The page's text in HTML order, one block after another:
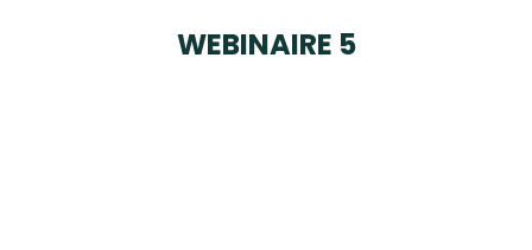
WEBINAIRE 5